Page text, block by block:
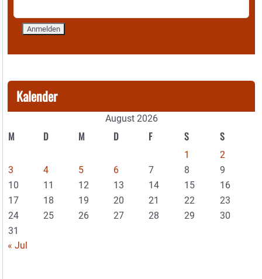
Kalender
August 2026
M D M D F S S
1
2
3
4 5 6 7 8
9
10
11 12 13 14 15
16
17
18 19 20 21 22
23
24
25 26 27 28 29
30
31
« Jul